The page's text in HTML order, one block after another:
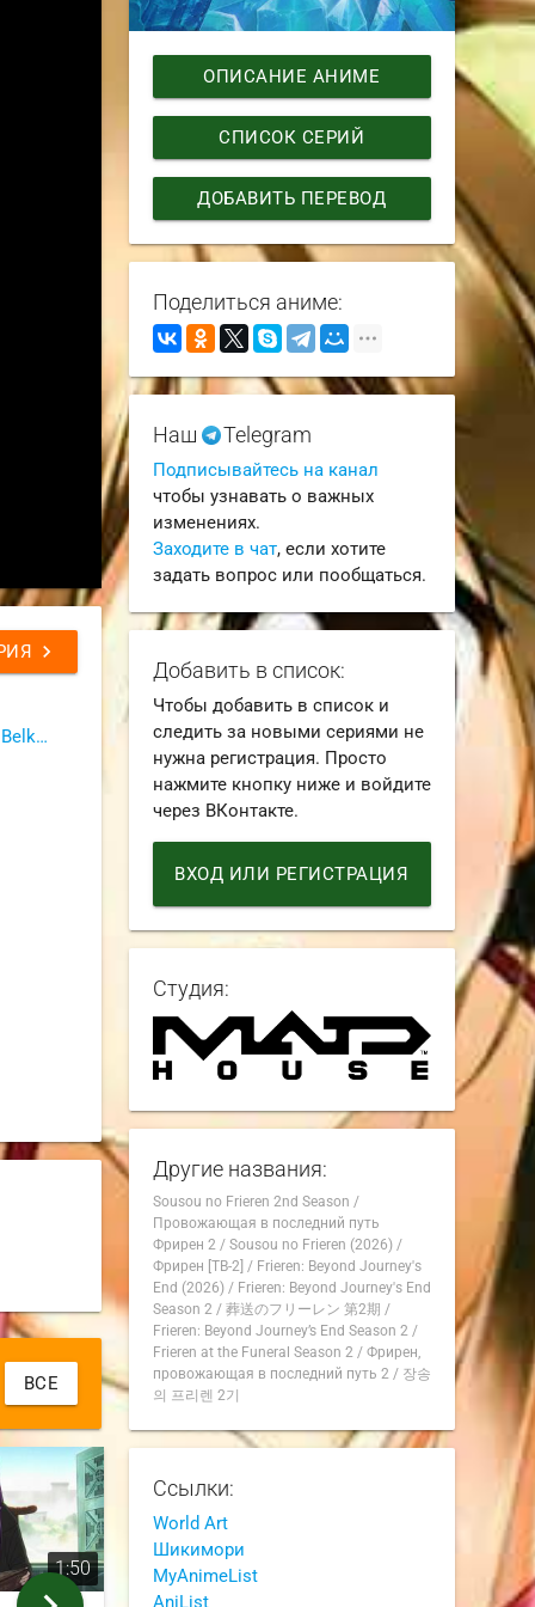
chevron_right
Dream Cast (Airis & Alina Rin & Belka & Gecep & Indominus Rex & Just_Vlad & Ket & Mirona & Orru & SteycheR)
ВСЕ
1:50
ОПИСАНИЕ АНИМЕ
СПИСОК СЕРИЙ
ДОБАВИТЬ ПЕРЕВОД
Поделиться аниме:
Наш Telegram
Подписывайтесь на канал
чтобы узнавать о важных
изменениях.
Заходите в чат, если хотите
задать вопрос или пообщаться.
Добавить в список:
Чтобы добавить в список и
следить за новыми сериями не
нужна регистрация. Просто
нажмите кнопку ниже и войдите
через ВКонтакте.
ВХОД ИЛИ РЕГИСТРАЦИЯ
Студия:
Другие названия:
Sousou no Frieren 2nd Season /
Провожающая в последний путь
Фрирен 2/ Sousou no Frieren (2026)/
Фрирен [ТВ-2] / Frieren: Beyond Journey's
End (2026)/ Frieren: Beyond Journey's End
Season 2/ 葬送のフリーレン 第2期 /
Frieren: Beyond Journey’s End Season 2/
Frieren at the Funeral Season 2/ Фрирен,
провожающая в последний путь 2/ 장송
의 프리렌 2기
Ссылки:
World Art
Шикимори
MyAnimeList